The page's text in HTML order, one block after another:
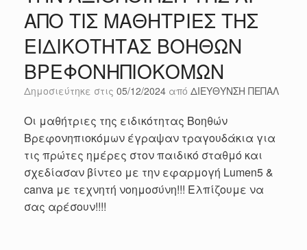
ΑΠΟ ΤΙΣ ΜΑΘΗΤΡΙΕΣ ΤΗΣ
ΕΙΔΙΚΟΤΗΤΑΣ ΒΟΗΘΩΝ
ΒΡΕΦΟΝΗΠΙΟΚΟΜΩΝ
Δημοσιεύτηκε στις 05/12/2024 από ΔΙΕΥΘΥΝΣΗ ΠΕΠΑΛ
Οι μαθήτριες της ειδικότητας Βοηθών
Βρεφονηπιοκόμων έγραψαν τραγουδάκια για
τις πρώτες ημέρες στον παιδικό σταθμό και
σχεδίασαν βίντεο με την εφαρμογή Lumen5 &
canva με τεχνητή νοημοσύνη!!! Ελπίζουμε να
σας αρέσουν!!!!